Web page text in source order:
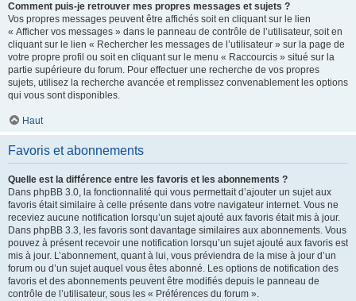
Comment puis-je retrouver mes propres messages et sujets ?
Vos propres messages peuvent être affichés soit en cliquant sur le lien
« Afficher vos messages » dans le panneau de contrôle de l’utilisateur, soit en
cliquant sur le lien « Rechercher les messages de l’utilisateur » sur la page de
votre propre profil ou soit en cliquant sur le menu « Raccourcis » situé sur la
partie supérieure du forum. Pour effectuer une recherche de vos propres
sujets, utilisez la recherche avancée et remplissez convenablement les options
qui vous sont disponibles.
Haut
Favoris et abonnements
Quelle est la différence entre les favoris et les abonnements ?
Dans phpBB 3.0, la fonctionnalité qui vous permettait d’ajouter un sujet aux
favoris était similaire à celle présente dans votre navigateur internet. Vous ne
receviez aucune notification lorsqu’un sujet ajouté aux favoris était mis à jour.
Dans phpBB 3.3, les favoris sont davantage similaires aux abonnements. Vous
pouvez à présent recevoir une notification lorsqu’un sujet ajouté aux favoris est
mis à jour. L’abonnement, quant à lui, vous préviendra de la mise à jour d’un
forum ou d’un sujet auquel vous êtes abonné. Les options de notification des
favoris et des abonnements peuvent être modifiés depuis le panneau de
contrôle de l’utilisateur, sous les « Préférences du forum ».